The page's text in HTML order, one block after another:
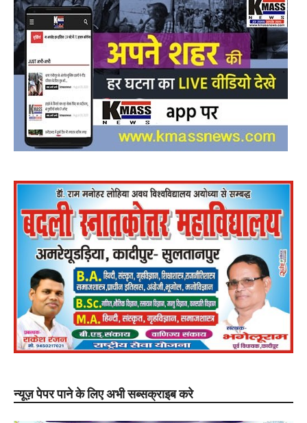
न्यूज़ पेपर पाने के लिए अभी सब्सक्राइब करे